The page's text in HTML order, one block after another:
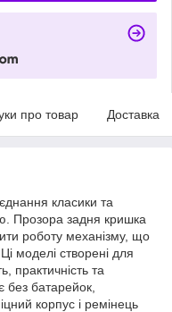
про товар Доставка
класики та
Прозора задня кришка
роботу механізму, що
моделі створені для
практичність та
без батарейок,
корпус і ремінець